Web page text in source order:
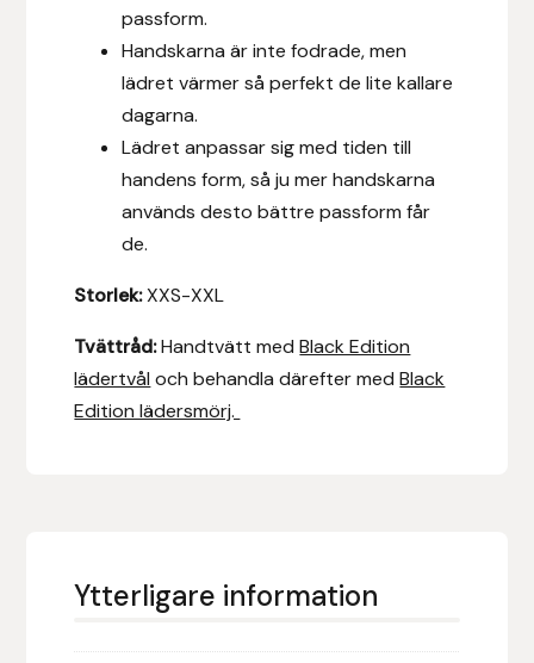
passform.
Handskarna är inte fodrade, men
lädret värmer så perfekt de lite kallare
dagarna.
Lädret anpassar sig med tiden till
handens form, så ju mer handskarna
används desto bättre passform får
de.
Storlek:XXS-XXL
Tvättråd:Handtvätt medBlack Edition
lädertvål och behandla därefter medBlack
Edition lädersmörj.
Ytterligare information
Fákur Rideudstyr
Furminator
G Boots
Hansbo Sport